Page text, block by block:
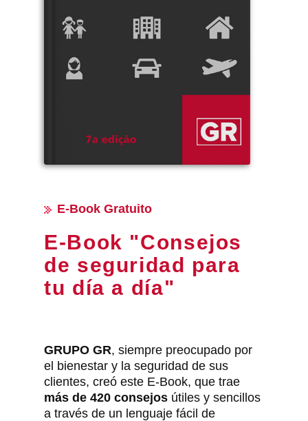
E-Book Gratuito
E-Book "​Consejos
de seguridad para
tu día a día"
GRUPO GR, siempre preocupado por
el bienestar y la seguridad de sus
clientes, creó este E-Book, que trae
más de 420 consejos útiles y sencillos
a través de un lenguaje fácil de